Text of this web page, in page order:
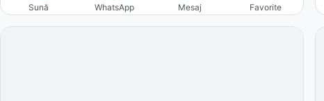
Sună WhatsApp Mesaj Favorite